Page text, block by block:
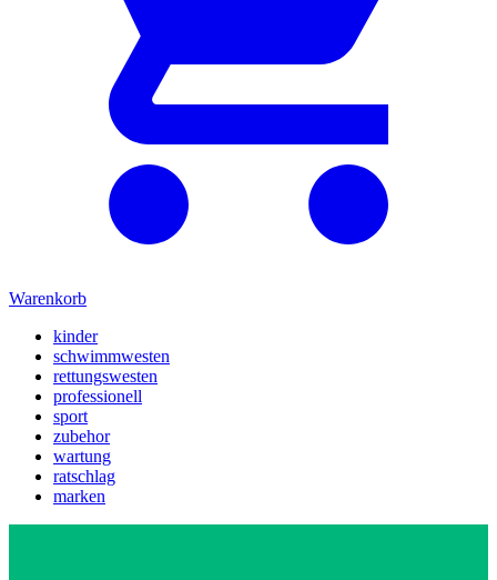
Warenkorb
kinder
schwimmwesten
rettungswesten
professionell
sport
zubehor
wartung
ratschlag
marken